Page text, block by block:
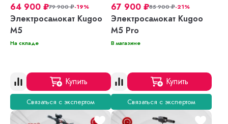
64 900 ₽79 900₽-19%
Электросамокат Kugoo
M5
На складе
Купить
Связаться с экспертом
67 900 ₽85 900₽-21%
Электросамокат Kugoo
M5 Pro
В магазине
Купить
Связаться с экспертом